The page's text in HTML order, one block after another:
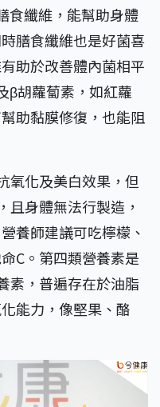
食纖維，能幫助身體
膳食纖維也是好菌喜
助於改善體內菌相平
β胡蘿蔔素，如紅蘿
助黏膜修復，也能阻
氧化及美白效果，但
且身體無法行製造，
養師建議可吃檸檬、
C。第四類營養素是
素，普遍存在於油脂
能力，像堅果、酪